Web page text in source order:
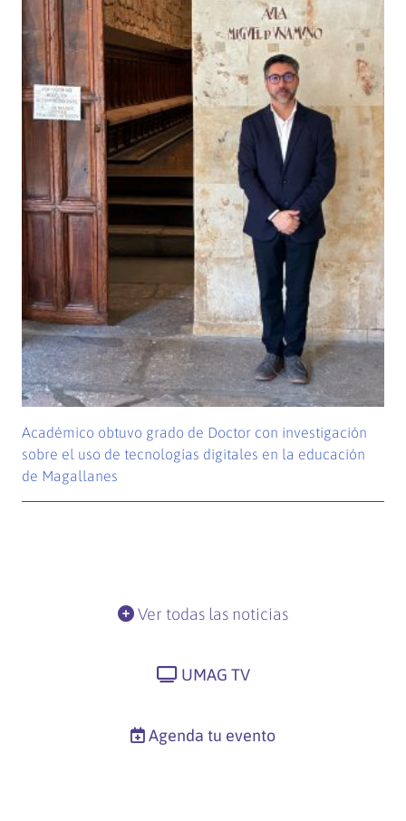
Académico obtuvo grado de Doctor con investigación
sobre el uso de tecnologías digitales en la educación
de Magallanes
Ver todas las noticias
UMAG TV
Agenda tu evento